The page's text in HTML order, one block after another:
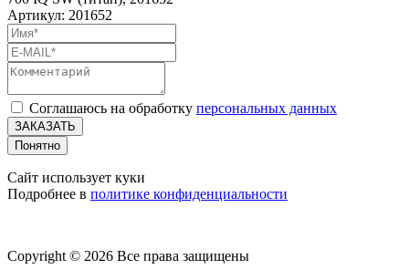
Артикул: 201652
Соглашаюсь на обработку персональных данных
ЗАКАЗАТЬ
Понятно
Сайт использует куки
Подробнее в политике конфиденциальности
Copyright © 2026 Все права защищены